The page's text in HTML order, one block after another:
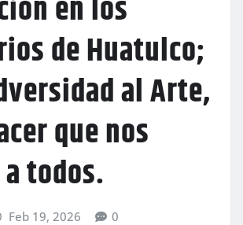
en los
de Huatulco;
al Arte,
que nos
todos.
Feb 19, 2026 0